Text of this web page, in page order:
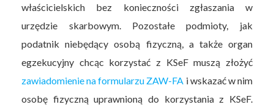
właścicielskich bez konieczności zgłaszania w
urzędzie skarbowym. Pozostałe podmioty, jak
podatnik niebędący osobą fizyczną, a także organ
egzekucyjny chcąc korzystać z KSeF muszą złożyć
zawiadomienie na formularzu ZAW-FA i wskazać w nim
osobę fizyczną uprawnioną do korzystania z KSeF.